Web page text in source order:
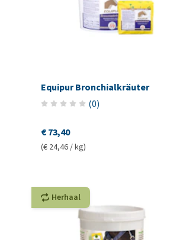
Equipur Bronchialkräuter
(0)
€ 73,40
(€ 24,46 / kg)
Herhaal